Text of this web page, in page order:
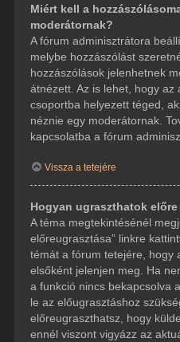
Miért kell a
moderátornak?
A fórum adminisztrátora
melybe hozzászólást
hozzászólások jelenhetnek
átnézett. Az is lehet, hogy az
csoportba helyezett téged,
néznie egy moderátornak.
kapcsolatba a fórum
Vissza a tetejére
Hogyan ugraszthatok
A téma megtekintésénél
előreugrasztása” linkre
témát a fórum tetejére, hogy
elsőként jelenjen meg. Ha
a funkció nincs bekapcsolva
le az előugrasztáshoz
előreugraszthatsz, hogy
ennél viszont vigyázz az